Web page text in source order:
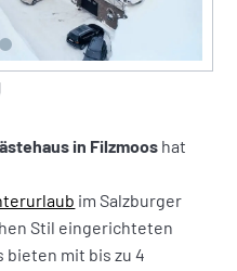
in Filzmoos hat
im Salzburger
Stil eingerichteten
bieten mit bis zu 4